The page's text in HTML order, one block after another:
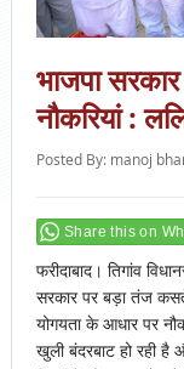
भाजपा
नौकरियां :
Posted By: manoj
Share this on
फरीदाबाद। तिगांव
सरकार पर बड़ा तंज
योगयता के आधार पर
खुली बंदरबाट हो रही है